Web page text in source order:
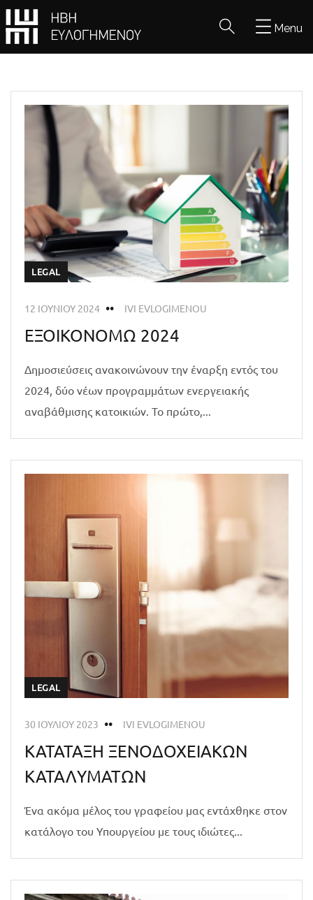
Menu
LEGAL
12 ΙΟΥΝΊΟΥ 2024 IVI EVLOGIMENOU
ΕΞΟΙΚΟΝΟΜΩ 2024
Δημοσιεύσεις ανακοινώνουν την έναρξη εντός του
2024, δύο νέων προγραμμάτων ενεργειακής
αναβάθμισης κατοικιών. To πρώτο,...
LEGAL
30 ΙΟΥΛΊΟΥ 2023 IVI EVLOGIMENOU
ΚΑΤΑΤΑΞΗ ΞΕΝΟΔΟΧΕΙΑΚΩΝ
ΚΑΤΑΛΥΜΑΤΩΝ
Ένα ακόμα μέλος του γραφείου μας εντάχθηκε στον
κατάλογο του Υπουργείου με τους ιδιώτες...